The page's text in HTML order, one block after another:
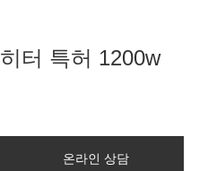
터 특허 1200w
온라인 상담